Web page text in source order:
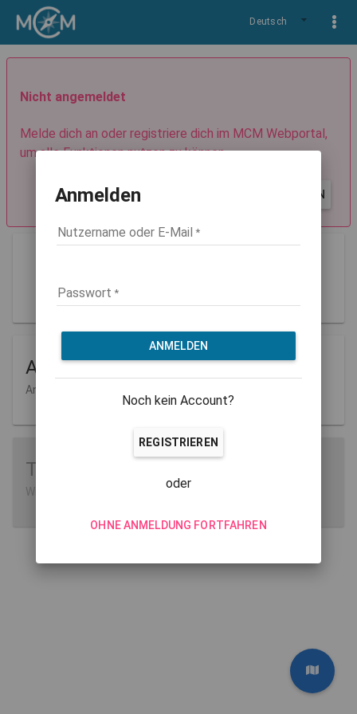
Deutsch
Nicht angemeldet
Melde dich an oder registriere dich im MCM Webportal,
um alle Funktionen nutzen zu können.
ANMELDEN
Rolle: guest
Aufgaben
Anlegen und Verwalten
Tutorials
Wie man MathCityMap verwendet
Anmelden
Nutzername oder E-Mail
Passwort
ANMELDEN
Noch kein Account?
REGISTRIEREN
oder
OHNE ANMELDUNG FORTFAHREN